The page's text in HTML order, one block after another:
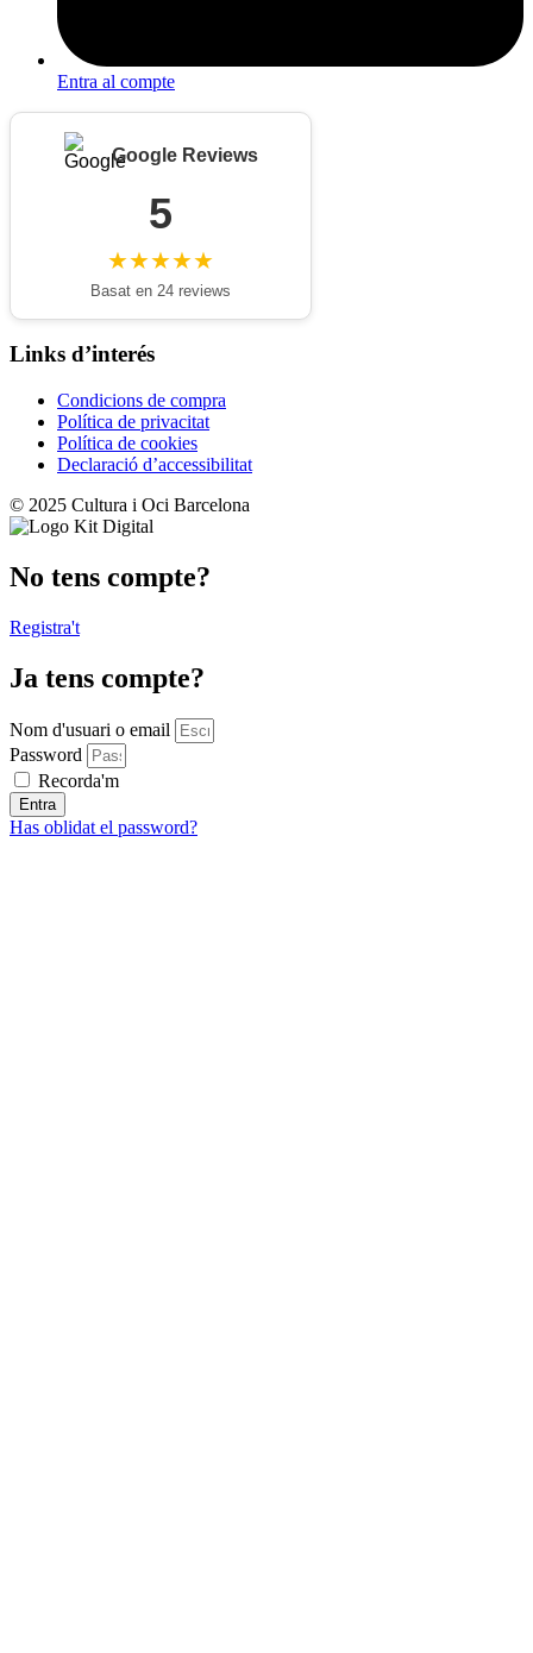
Entra al compte
Google Reviews
5
★★★★★
Basat en 24 reviews
Links d’interés
Condicions de compra
Política de privacitat
Política de cookies
Declaració d’accessibilitat
© 2025 Cultura i Oci Barcelona
No tens compte?
Registra't
Ja tens compte?
Nom d'usuari o email
Password
Recorda'm
Entra
Has oblidat el password?